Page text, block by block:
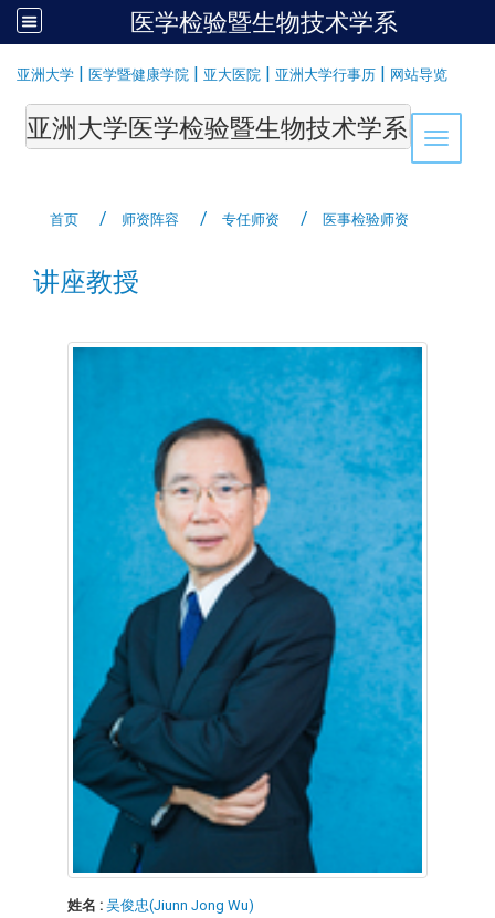
医学检验暨生物技术学系
亚洲大学 | 医学暨健康学院 | 亚大医院 | 亚洲大学行事历 | 网站导览
Toggle
亚洲大学医学检验暨生物技术学系
首页 师资阵容 专任师资 医事检验师资
讲座教授
姓名 : 吴俊忠(Jiunn Jong Wu)